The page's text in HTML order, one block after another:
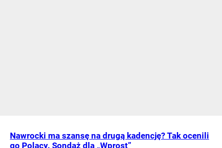
Nawrocki ma szansę na drugą kadencję? Tak ocenili
go Polacy. Sondaż dla „Wprost”